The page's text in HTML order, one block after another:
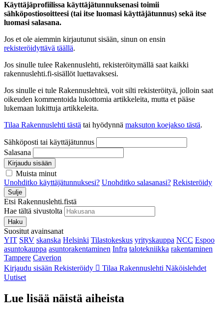
Käyttäjäprofiilissa käyttäjätunnuksenasi toimii
sähköpostiosoitteesi (tai itse luomasi käyttäjätunnus) sekä itse
luomasi salasana.
Jos et ole aiemmin kirjautunut sisään, sinun on ensin
rekisteröidyttävä täällä.
Jos sinulle tulee Rakennuslehti, rekisteröitymällä saat kaikki
rakennuslehti.fi-sisällöt luettavaksesi.
Jos sinulle ei tule Rakennuslehteä, voit silti rekisteröityä, jolloin saat
oikeuden kommentoida lukottomia artikkeleita, mutta et pääse
lukemaan lukittuja artikkeleita.
Tilaa Rakennuslehti tästä tai hyödynnä maksuton koejakso tästä.
Sähköposti tai käyttäjätunnus
Salasana
Kirjaudu sisään
Muista minut
Unohditko käyttäjätunnuksesi? Unohditko salasanasi? Rekisteröidy
Sulje
Etsi Rakennuslehti.fistä
Hae tältä sivustolta
Haku
Suositut avainsanat
YIT SRV skanska Helsinki Tilastokeskus yrityskauppa NCC Espoo
asuntokauppa asuntorakentaminen Infra talotekniikka rakentaminen
Tampere Caverion
Kirjaudu sisään Rekisteröidy Tilaa Rakennuslehti Näköislehdet
Uutiset
Lue lisää näistä aiheista